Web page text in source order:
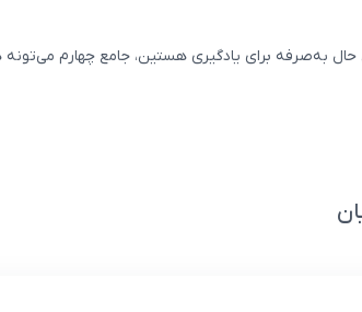
به‌صرفه برای یادگیری هستین، جامع چهارم